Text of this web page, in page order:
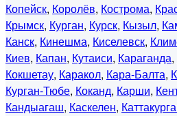
Копейск, Королёв, Кострома,
Крымск, Курган, Курск, Кызыл,
Канск, Кинешма, Киселевск,
Киев, Капан, Кутаиси, Караганда,
Кокшетау, Каракол, Кара-Балта,
Курган-Тюбе, Коканд, Карши,
Кандыагаш, Каскелен,